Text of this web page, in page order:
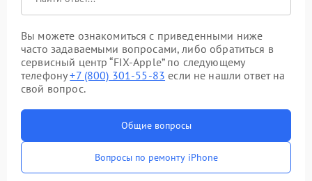
Вы можете ознакомиться с приведенными ниже
часто задаваемыми вопросами, либо обратиться в
сервисный центр “FIX-Apple” по следующему
телефону+7 (800) 301-55-83 если не нашли ответ на
свой вопрос.
Общие вопросы
Вопросы по ремонту iPhone